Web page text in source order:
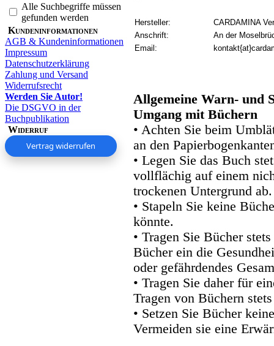
Alle Suchbegriffe müssen
gefunden werden
Kundeninformationen
AGB & Kundeninformationen
Impressum
Datenschutzerklärung
Zahlung und Versand
Widerrufsrecht
Werden Sie Autor!
Die DSGVO in der
Buchpublikation
Widerruf
Vertrag widerrufen
Hersteller:
CARDAMINA
Anschrift:
An der
Email:
Allgemeine Warn- und
Umgang mit Büchern
• Achten Sie beim
an den
• Legen Sie das Buch
vollflächig auf einem
trockenen Untergrund ab.
• Stapeln Sie keine
könnte.
• Tragen Sie Bücher
Bücher ein die
oder gefährdendes
• Tragen Sie daher für
Tragen von Büchern
• Setzen Sie Bücher
Vermeiden sie eine